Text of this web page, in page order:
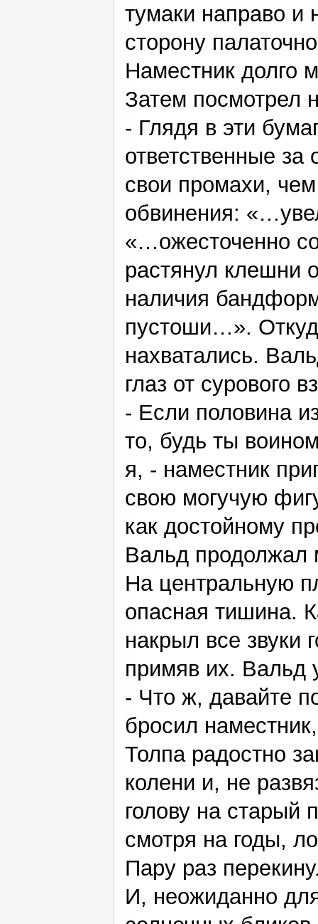
тумаки направо и
сторону
Наместник долго
Затем посмотрел
- Глядя в эти
ответственные
свои промахи,
обвинения:
«…ожесточенно
растянул клешни
наличия
пустоши…».
нахватались.
глаз от сурового
- Если половина
то, будь ты
я, - наместник
свою могучую
как достойному
Вальд продолжал
На центральную
опасная тишина.
накрыл все звуки
примяв их. Вальд
- Что ж, давайте
бросил
Толпа радостно
колени и, не
голову на старый
смотря на годы,
Пару раз
И, неожиданно